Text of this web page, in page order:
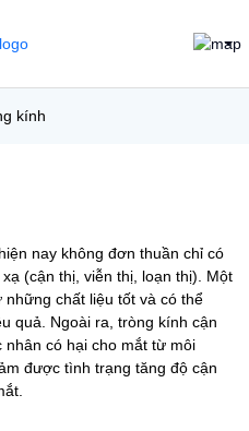
kính
nay không đơn thuần chỉ có
(cận thị, viễn thị, loạn thị). Một
chất liệu tốt và có thể
quả. Ngoài ra, tròng kính cận
có hại cho mắt từ môi
được tình trạng tăng độ cận